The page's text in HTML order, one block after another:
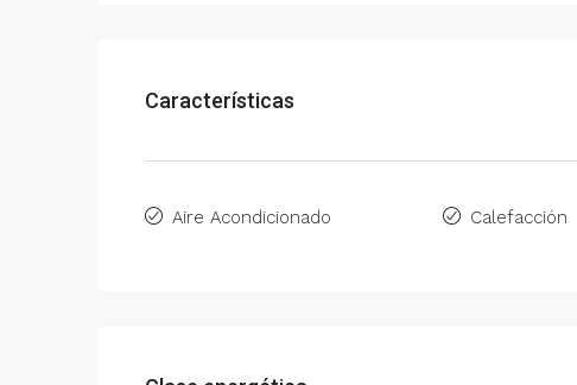
Características
Aire Acondicionado Calefacción